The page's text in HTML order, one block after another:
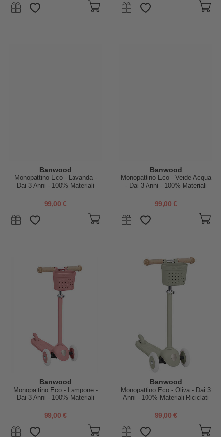
Banwood
Monopattino Eco - Lavanda -
Dai 3 Anni - 100% Materiali
99,00 €
Banwood
Monopattino Eco - Verde Acqua
- Dai 3 Anni - 100% Materiali
99,00 €
Banwood
Monopattino Eco - Lampone -
Dai 3 Anni - 100% Materiali
99,00 €
Banwood
Monopattino Eco - Oliva - Dai 3
Anni - 100% Materiali Riciclati
99,00 €